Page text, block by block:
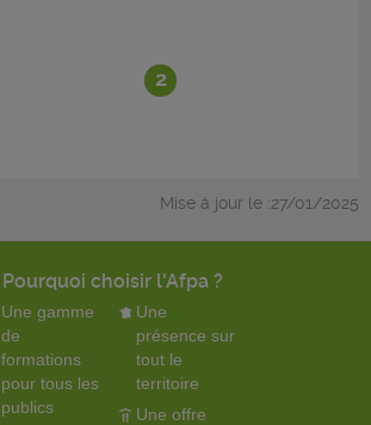
2
Mise à jour le :27/01/2025
Pourquoi choisir l'Afpa ?
Une gamme
de
formations
pour tous les
publics
Une
présence sur
tout le
territoire
Une offre